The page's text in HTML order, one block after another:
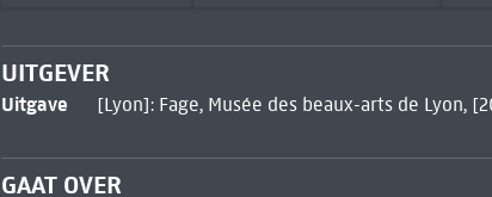
UITGEVER
Uitgave [Lyon]: Fage, Musée des beaux-arts de Lyon,
GAAT OVER